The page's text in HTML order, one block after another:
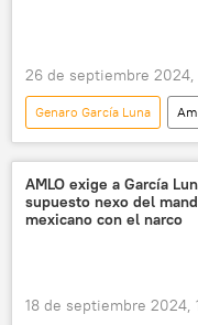
26 de septiembre 2024,
Genaro García Luna
México
Andrés
seguridad
EEUU
Gobierno de Estados
AMLO exige a García
supuesto nexo del
mexicano con el narco
18 de septiembre 2024,